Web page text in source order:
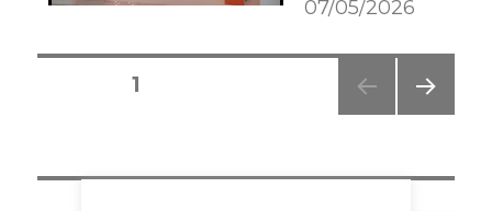
07/05/2026
Posts
PÁGINA1
NA